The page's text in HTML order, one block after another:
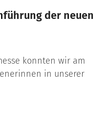
der neuen
konnten wir am
in unserer